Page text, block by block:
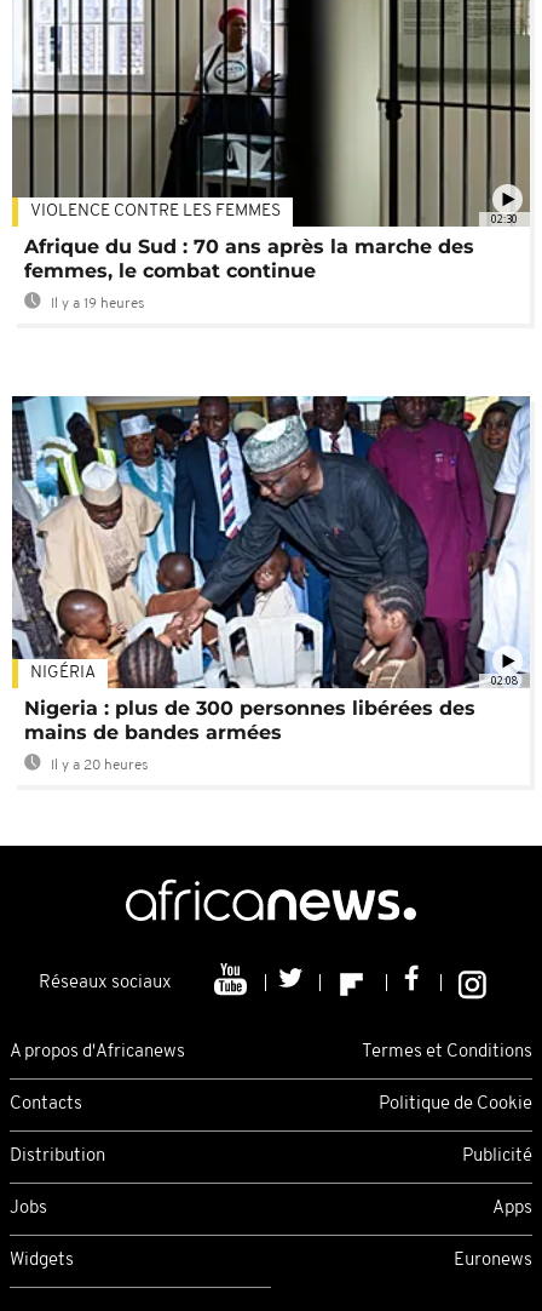
02:30
VIOLENCE CONTRE LES FEMMES
Afrique du Sud : 70 ans après la marche des
femmes, le combat continue
Il y a 19 heures
02:08
NIGÉRIA
Nigeria : plus de 300 personnes libérées des
mains de bandes armées
Il y a 20 heures
Réseaux sociaux
A propos d'Africanews Termes et Conditions
Contacts Politique de Cookie
Distribution Publicité
Jobs Apps
Widgets Euronews